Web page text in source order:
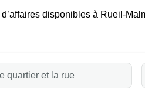
disponibles à Rueil-